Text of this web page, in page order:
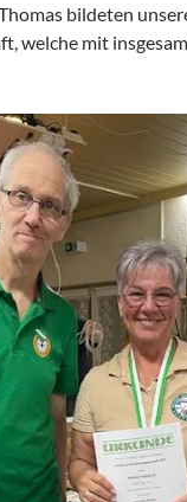
bildeten
welche mit